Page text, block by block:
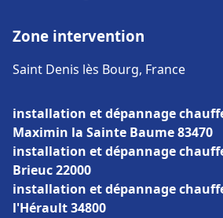
Zone intervention
Saint Denis lès Bourg, France
installation et dépannage
Maximin la Sainte Baume 83470
installation et dépannage
Brieuc 22000
installation et dépannage
l'Hérault 34800